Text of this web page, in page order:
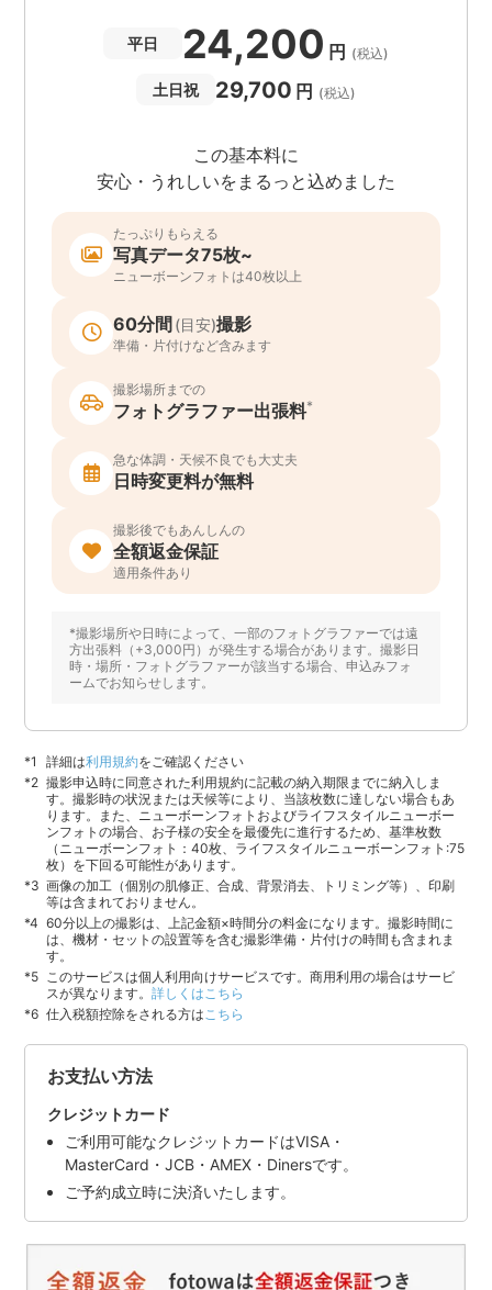
平日 24,200 円 (税込)
土日祝 29,700 円 (税込)
この基本料に
安心・うれしいをまるっと込めました
たっぷりもらえる
写真データ75枚~
ニューボーンフォトは40枚以上
60分間 (目安)撮影
準備・片付けなど含みます
撮影場所までの
フォトグラファー出張料*
急な体調・天候不良でも大丈夫
日時変更料が無料
撮影後でもあんしんの
全額返金保証
適用条件あり
*撮影場所や日時によって、一部のフォトグラファーでは遠
方出張料（+3,000円）が発生する場合があります。撮影日
時・場所・フォトグラファーが該当する場合、申込みフォ
ームでお知らせします。
詳細は利用規約をご確認ください
撮影申込時に同意された利用規約に記載の納入期限までに納入しま
す。撮影時の状況または天候等により、当該枚数に達しない場合もあ
ります。また、ニューボーンフォトおよびライフスタイルニューボー
ンフォトの場合、お子様の安全を最優先に進行するため、基準枚数
（ニューボーンフォト：40枚、ライフスタイルニューボーンフォト:75
枚）を下回る可能性があります。
画像の加工（個別の肌修正、合成、背景消去、トリミング等）、印刷
等は含まれておりません。
60分以上の撮影は、上記金額×時間分の料金になります。撮影時間に
は、機材・セットの設置等を含む撮影準備・片付けの時間も含まれま
す。
このサービスは個人利用向けサービスです。商用利用の場合はサービ
スが異なります。詳しくはこちら
仕入税額控除をされる方は こちら
お支払い方法
クレジットカード
ご利用可能なクレジットカードはVISA・
MasterCard・JCB・AMEX・Dinersです。
ご予約成立時に決済いたします。